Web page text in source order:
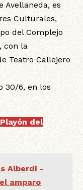
Avellaneda, es
Culturales,
del Complejo
con la
Teatro Callejero
30/6, en los
del
Alberdi -
amparo